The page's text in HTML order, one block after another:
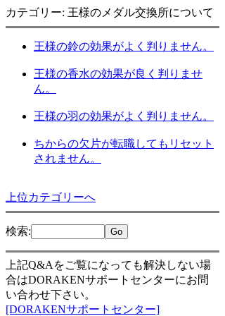
カテゴリー: 王様のメダル交換所について
王様の鈴の効果がよく判りません。
王様の香水の効果が良く判りませ
ん。
王様の羽の効果がよく判りません。
ちからの欠片が転職してもリセット
されません。
上位カテゴリーへ
検索:
上記Q&Aをご覧になっても解決しない場
合はDORAKENサポートセンターにお問
い合わせ下さい。
[DORAKENサポートセンター]